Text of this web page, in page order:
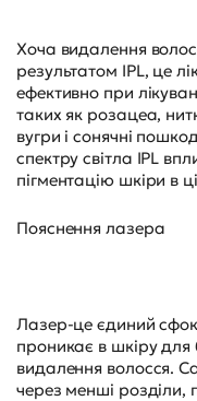
Хоча видалення
результатом IPL, це
ефективно при
таких як розацеа,
вугри і сонячні
спектру світла IPL
пігментацію шкіри в
Пояснення лазера
Лазер-це єдиний
проникає в шкіру для
видалення волосся.
через менші розділи,